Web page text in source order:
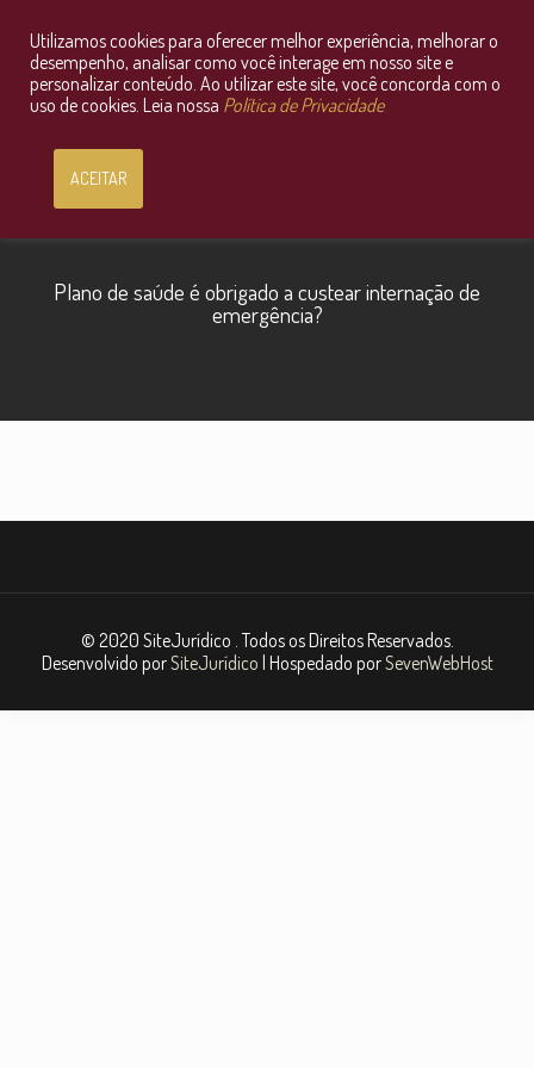
Consultoria Jurídica OnLine
Plano de saúde é obrigado a custear internação de
emergência?
© 2020 SiteJurídico . Todos os Direitos Reservados.
Desenvolvido porSiteJurídico | Hospedado porSevenWebHost
Utilizamos cookies para oferecer melhor experiência, melhorar o
desempenho, analisar como você interage em nosso site e
personalizar conteúdo. Ao utilizar este site, você concorda com o
uso de cookies. Leia nossa Política de Privacidade
ACEITAR